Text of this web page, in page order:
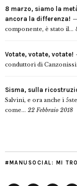
8 marzo, siamo la
ancora la differenza!
componente, è stato il...
Votate, votate, votate!
conduttori di
Sisma, sulla
Salvini, e ora anche i
come... 22 Febbraio 2018
#MANUSOCIAL: MI